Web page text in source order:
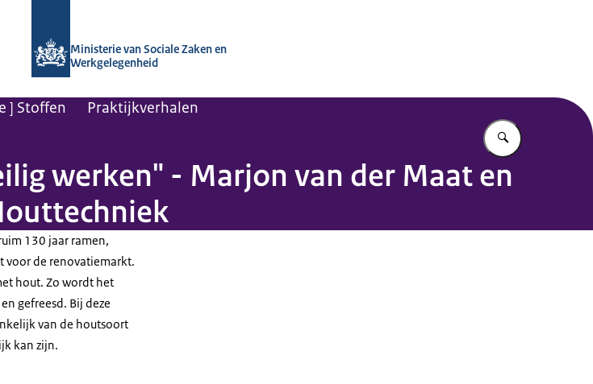
Ministerie van Sociale Zaken en
Werkgelegenheid
] Stoffen Praktijkverhalen
Vul in wat u
werken" - Marjon van der Maat en
130 jaar ramen,
voor de renovatiemarkt.
hout. Zo wordt het
gefreesd. Bij deze
van de houtsoort
kan zijn.